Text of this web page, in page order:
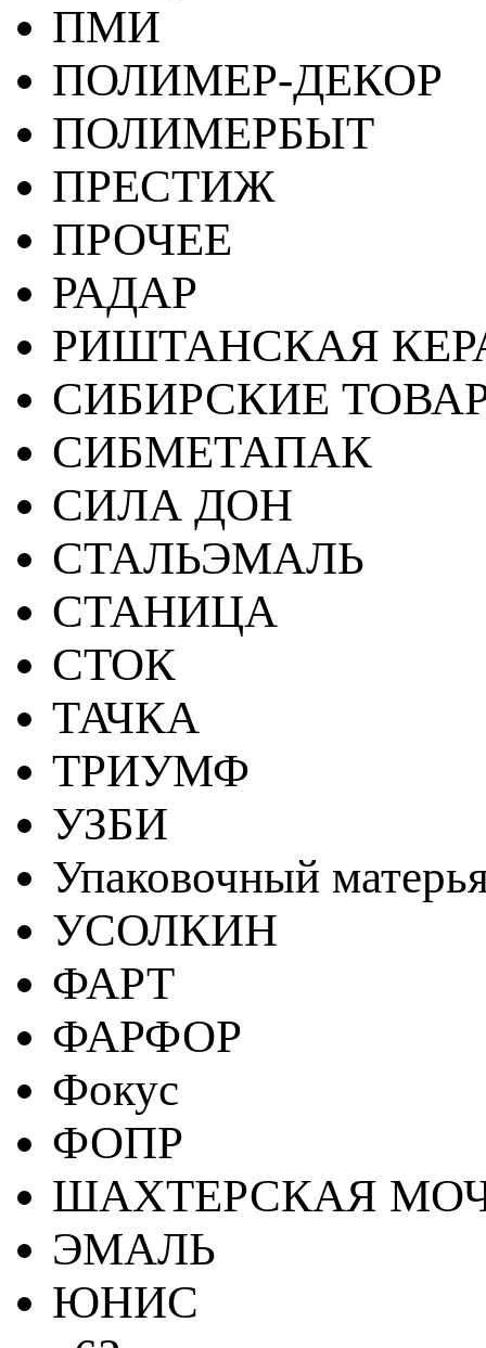
ПМИ
ПОЛИМЕР-ДЕКОР
ПОЛИМЕРБЫТ
ПРЕСТИЖ
ПРОЧЕЕ
РАДАР
РИШТАНСКАЯ
СИБИРСКИЕ
СИБМЕТАПАК
СИЛА ДОН
СТАЛЬЭМАЛЬ
СТАНИЦА
СТОК
ТАЧКА
ТРИУМФ
УЗБИ
Упаковочный
УСОЛКИН
ФАРТ
ФАРФОР
Фокус
ФОПР
ШАХТЕРСКАЯ
ЭМАЛЬ
ЮНИС